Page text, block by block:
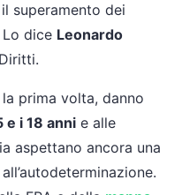
superamento dei
Lo dice Leonardo
prima volta, danno
e i 18 anni e alle
aspettano ancora una